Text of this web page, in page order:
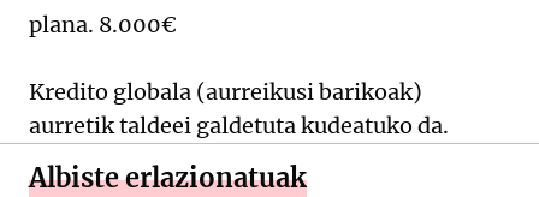
plana. 8.000€
Kredito globala (aurreikusi barikoak)
aurretik taldeei galdetuta kudeatuko da.
Albiste erlazionatuak